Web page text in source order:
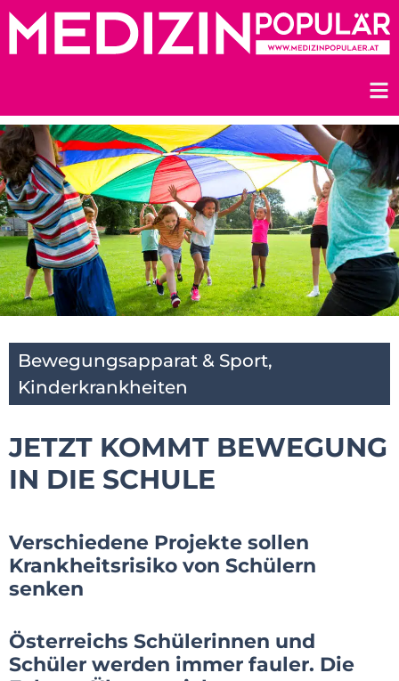
Zum
Inhalt
Bewegungsapparat & Sport,
Kinderkrankheiten
JETZT KOMMT BEWEGUNG
IN DIE SCHULE
Verschiedene Projekte sollen
Krankheitsrisiko von Schülern
senken
Österreichs Schülerinnen und
Schüler werden immer fauler. Die